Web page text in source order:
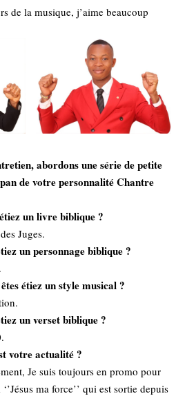
de la musique, j’aime beaucoup
abordons une série de petite
de votre personnalité Chantre
un livre biblique ?
Juges.
un personnage biblique ?
étiez un style musical ?
un verset biblique ?
votre actualité ?
Je suis toujours en promo pour
ma force’’ qui est sortie depuis